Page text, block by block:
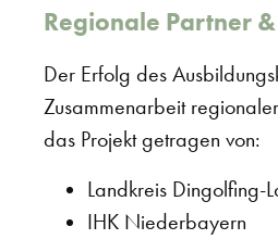
Regionale Partner
Der Erfolg des
Zusammenarbeit
das Projekt getragen von:
Landkreis Dingolfing-
IHK Niederbayern